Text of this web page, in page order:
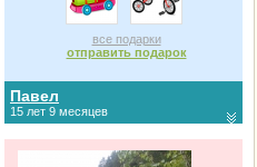
все подарки
отправить подарок
Павел
15 лет 9 месяцев